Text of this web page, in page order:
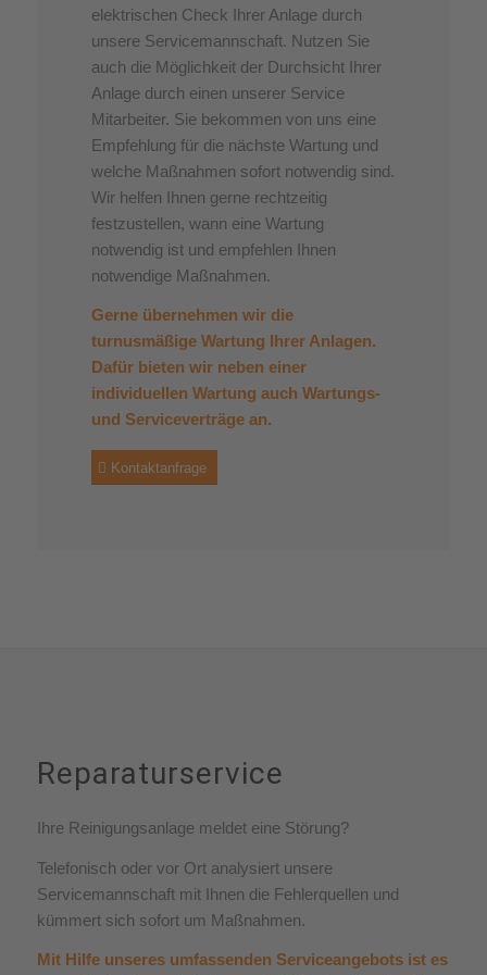
elektrischen Check Ihrer Anlage durch
unsere Servicemannschaft. Nutzen Sie
auch die Möglichkeit der Durchsicht Ihrer
Anlage durch einen unserer Service
Mitarbeiter. Sie bekommen von uns eine
Empfehlung für die nächste Wartung und
welche Maßnahmen sofort notwendig sind.
Wir helfen Ihnen gerne rechtzeitig
festzustellen, wann eine Wartung
notwendig ist und empfehlen Ihnen
notwendige Maßnahmen.
Gerne übernehmen wir die
turnusmäßige Wartung Ihrer Anlagen.
Dafür bieten wir neben einer
individuellen Wartung auch Wartungs-
und Serviceverträge an.
Kontaktanfrage
Reparaturservice
Ihre Reinigungsanlage meldet eine Störung?
Telefonisch oder vor Ort analysiert unsere
Servicemannschaft mit Ihnen die Fehlerquellen und
kümmert sich sofort um Maßnahmen.
Mit Hilfe unseres umfassenden Serviceangebots ist es